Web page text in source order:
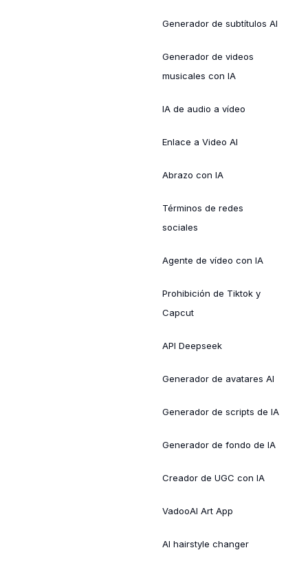
Generador de subtítulos AI
Generador de videos
musicales con IA
IA de audio a vídeo
Enlace a Video AI
Abrazo con IA
Términos de redes
sociales
Agente de vídeo con IA
Prohibición de Tiktok y
Capcut
API Deepseek
Generador de avatares AI
Generador de scripts de IA
Generador de fondo de IA
Creador de UGC con IA
VadooAI Art App
AI hairstyle changer